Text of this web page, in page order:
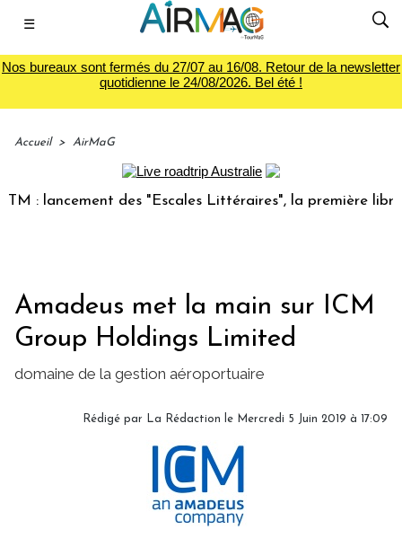
☰
Nos bureaux sont fermés du 27/07 au 16/08. Retour de la newsletter
quotidienne le 24/08/2026. Bel été !
Accueil > AirMaG
: lancement des "Escales Littéraires", la première librairie
Amadeus met la main sur ICM
Group Holdings Limited
domaine de la gestion aéroportuaire
Rédigé par La Rédaction le Mercredi 5 Juin 2019 à 17:09